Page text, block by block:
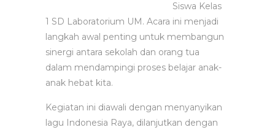
Siswa Kelas
1 SD Laboratorium UM. Acara ini menjadi
langkah awal penting untuk membangun
sinergi antara sekolah dan orang tua
dalam mendampingi proses belajar anak-
anak hebat kita.
Kegiatan ini diawali dengan menyanyikan
lagu Indonesia Raya, dilanjutkan dengan